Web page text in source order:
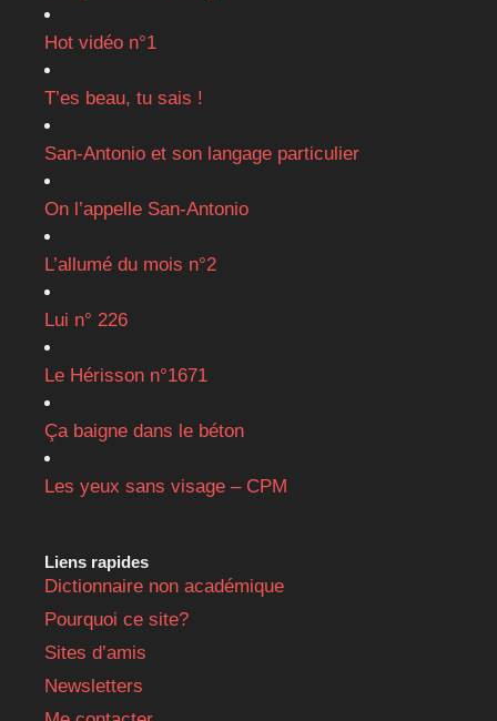
Hot vidéo n°1
T’es beau, tu sais !
San-Antonio et son langage particulier
On l’appelle San-Antonio
L’allumé du mois n°2
Lui n° 226
Le Hérisson n°1671
Ça baigne dans le béton
Les yeux sans visage – CPM
Liens rapides
Dictionnaire non académique
Pourquoi ce site?
Sites d’amis
Newsletters